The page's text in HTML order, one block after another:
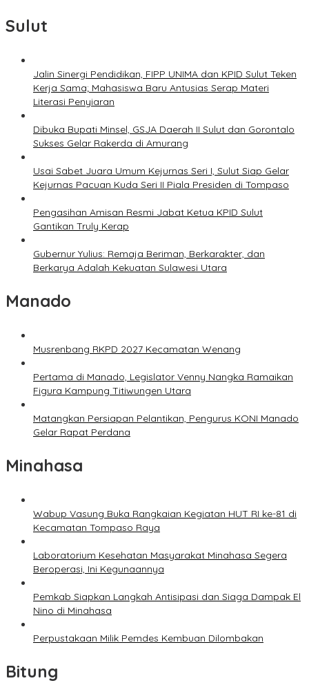
Sulut
Jalin Sinergi Pendidikan, FIPP UNIMA dan KPID Sulut Teken
Kerja Sama; Mahasiswa Baru Antusias Serap Materi
Literasi Penyiaran
Dibuka Bupati Minsel, GSJA Daerah II Sulut dan Gorontalo
Sukses Gelar Rakerda di Amurang
Usai Sabet Juara Umum Kejurnas Seri I, Sulut Siap Gelar
Kejurnas Pacuan Kuda Seri II Piala Presiden di Tompaso
Pengasihan Amisan Resmi Jabat Ketua KPID Sulut
Gantikan Truly Kerap
Gubernur Yulius: Remaja Beriman, Berkarakter, dan
Berkarya Adalah Kekuatan Sulawesi Utara
Manado
Musrenbang RKPD 2027 Kecamatan Wenang
Pertama di Manado, Legislator Venny Nangka Ramaikan
Figura Kampung Titiwungen Utara
Matangkan Persiapan Pelantikan, Pengurus KONI Manado
Gelar Rapat Perdana
Minahasa
Wabup Vasung Buka Rangkaian Kegiatan HUT RI ke-81 di
Kecamatan Tompaso Raya
Laboratorium Kesehatan Masyarakat Minahasa Segera
Beroperasi, Ini Kegunaannya
Pemkab Siapkan Langkah Antisipasi dan Siaga Dampak El
Nino di Minahasa
Perpustakaan Milik Pemdes Kembuan Dilombakan
Bitung